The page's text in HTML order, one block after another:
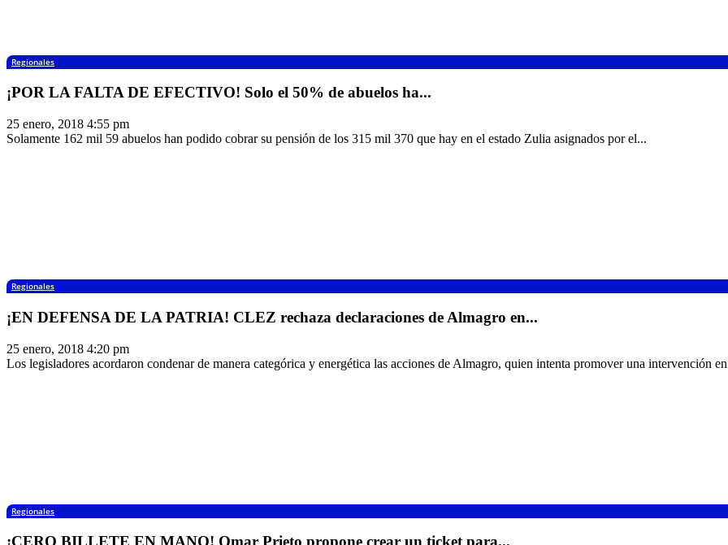
Regionales
¡POR LA FALTA DE EFECTIVO! Solo el 50% de abuelos ha...
25 enero, 2018 4:55 pm
Solamente 162 mil 59 abuelos han podido cobrar su pensión de los 315 mil 370 que hay en el estado Zulia asignados por el...
Regionales
¡EN DEFENSA DE LA PATRIA! CLEZ rechaza declaraciones de Almagro en...
25 enero, 2018 4:20 pm
Los legisladores acordaron condenar de manera categórica y energética las acciones de Almagro, quien intenta promover una intervención
Regionales